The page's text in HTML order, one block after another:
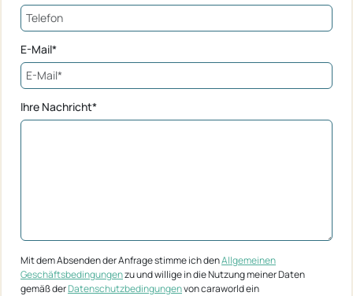
E-Mail*
Ihre Nachricht*
Mit dem Absenden der Anfrage stimme ich denAllgemeinen
Geschäftsbedingungenzu und willige in die Nutzung meiner Daten
gemäß derDatenschutzbedingungenvon caraworld ein